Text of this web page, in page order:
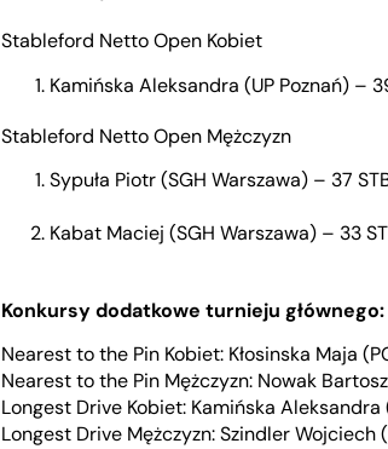
Stableford Netto Open Kobiet
Kamińska Aleksandra (UP Poznań) –
Stableford Netto Open Mężczyzn
Sypuła Piotr (SGH Warszawa) – 37
Kabat Maciej (SGH Warszawa) – 33
Konkursy dodatkowe turnieju głównego:
Nearest to the Pin Kobiet: Kłosinska Maja
Nearest to the Pin Mężczyzn: Nowak
Longest Drive Kobiet: Kamińska
Longest Drive Mężczyzn: Szindler Wojciech